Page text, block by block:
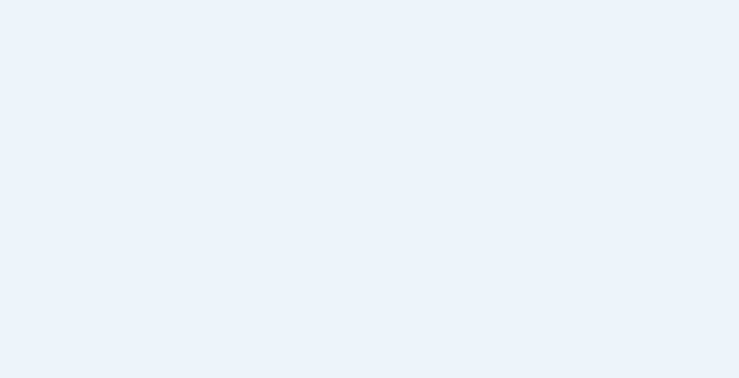
také veškerá korespondence.
shromažďuje, kontroluje a
i dalšími osobami.
hodnotu makléře. Náš systém
dokladů a zajišťuje jim stálý přehled
místo škody vždy, nebo jsou i
většího rozsahu anebo při